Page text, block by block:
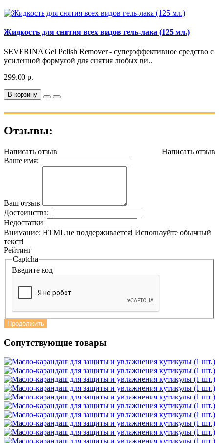
Жидкость для снятия всех видов гель-лака (125 мл.)
SEVERINA Gel Polish Remover - суперэффективное средство с
усиленной формулой для снятия любых ви..
299.00 р.
В корзину
Отзывы:
Написать отзыв
Написать отзыв
Ваше имя:
Ваш отзыв
Достоинства:
Недостатки:
Внимание: HTML не поддерживается! Используйте обычный
текст!
Рейтинг
Captcha
Введите код
Продолжить
Сопутствующие товары